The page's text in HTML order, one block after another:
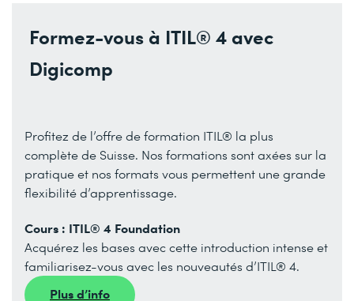
Formez-vous à ITIL® 4 avec
Digicomp
Profitez de l’offre de formation ITIL® la plus
complète de Suisse. Nos formations sont axées sur la
pratique et nos formats vous permettent une grande
flexibilité d’apprentissage.
Cours : ITIL® 4 Foundation
Acquérez les bases avec cette introduction intense et
familiarisez-vous avec les nouveautés d’ITIL® 4.
Plus d’info